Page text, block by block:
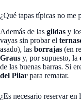
¿Qué tapas típicas no me
Además de las gildas y
vayas sin probar el
asado), las borrajas (en
Graus y, por supuesto, la
de las buenas barras. Si
del Pilar para rematar.
¿Es necesario reservar en